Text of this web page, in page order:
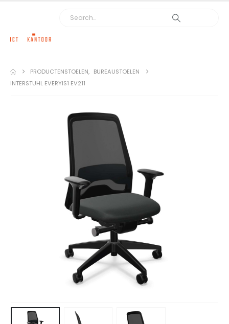
PRODUCTENSTOELEN, BUREAUSTOELEN
INTERSTUHL EVERYIS1 EV211